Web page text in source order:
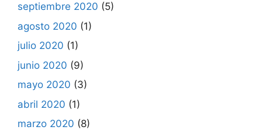
septiembre 2020 (5)
agosto 2020 (1)
julio 2020 (1)
junio 2020 (9)
mayo 2020 (3)
abril 2020 (1)
marzo 2020 (8)